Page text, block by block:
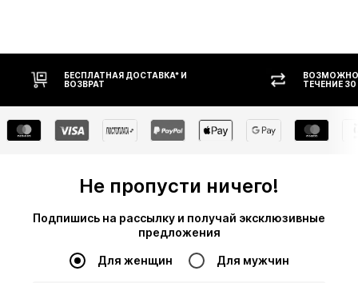
ВОЗМОЖНОСТЬ ВОЗВРАТА В
ТЕЧЕНИЕ 30 ДНЕЙ
Не пропусти ничего!
Подпишись на рассылку и получай эксклюзивные
предложения
Для женщин Для мужчин